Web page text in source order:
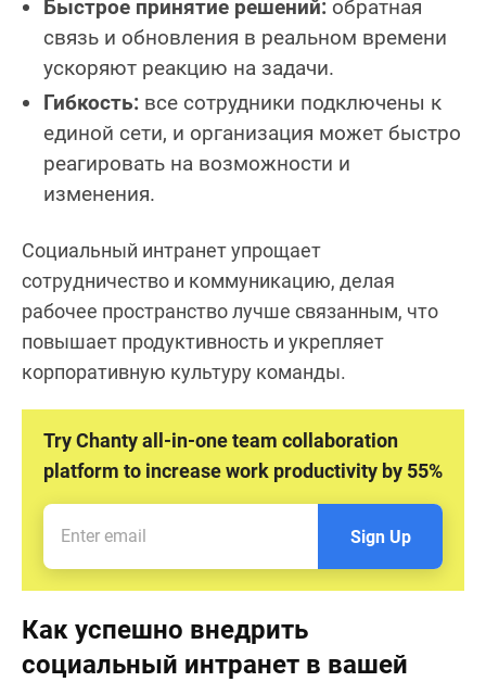
Быстрое принятие решений: обратная
связь и обновления в реальном времени
ускоряют реакцию на задачи.
Гибкость: все сотрудники подключены к
единой сети, и организация может быстро
реагировать на возможности и
изменения.
Социальный интранет упрощает
сотрудничество и коммуникацию, делая
рабочее пространство лучше связанным, что
повышает продуктивность и укрепляет
корпоративную культуру команды.
Try Chanty all-in-one team collaboration
platform to increase work productivity by 55%
Sign Up
Как успешно внедрить
социальный интранет в вашей